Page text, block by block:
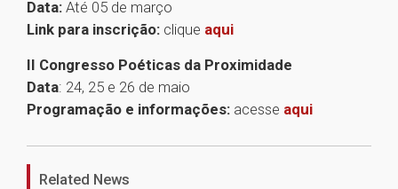
Data: Até 05 de março
Link para inscrição: clique aqui
II Congresso Poéticas da Proximidade
Data: 24, 25 e 26 de maio
Programação e informações: acesse aqui
1
Related News